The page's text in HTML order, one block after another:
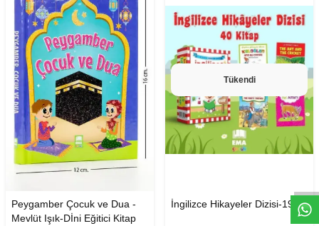
W
h
t
s
a
p
p
D
e
s
e
H
a
t
t
Peygamber Çocuk ve Dua -
Mevlüt Işık-Dİni Eğitici Kitap
Tükendi
İngilizce Hikayeler Dizisi-1924